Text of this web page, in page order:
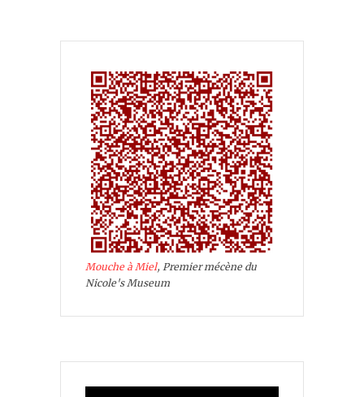
Mouche à Miel, Premier mécène du
Nicole's Museum